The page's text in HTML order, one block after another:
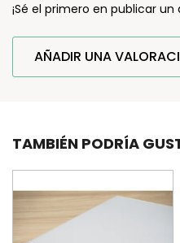
¡Sé el primero en publicar
AÑADIR UNA
TAMBIÉN PODRÍA